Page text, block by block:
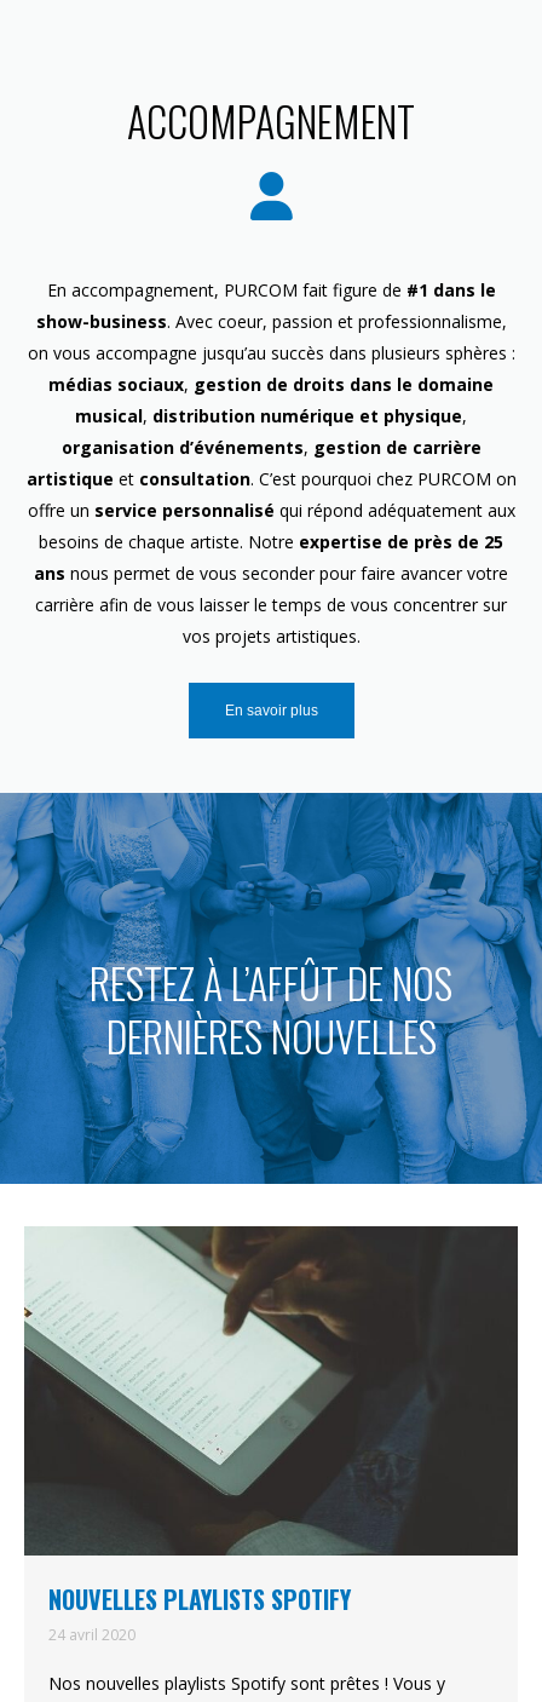
ACCOMPAGNEMENT
En accompagnement, PURCOM fait figure de #1 dans le
show-business. Avec coeur, passion et professionnalisme,
on vous accompagne jusqu’au succès dans plusieurs sphères :
médias sociaux, gestion de droits dans le domaine
musical, distribution numérique et physique,
organisation d’événements, gestion de carrière
artistique etconsultation. C’est pourquoi chez PURCOM on
offre un service personnalisé qui répond adéquatement aux
besoins de chaque artiste. Notre expertise de près de 25
ans nous permet de vous seconder pour faire avancer votre
carrière afin de vous laisser le temps de vous concentrer sur
vos projets artistiques.
En savoir plus
RESTEZ À L’AFFÛT DE NOS
DERNIÈRES NOUVELLES
NOUVELLES PLAYLISTS SPOTIFY
24 avril 2020
Nos nouvelles playlists Spotify sont prêtes ! Vous y